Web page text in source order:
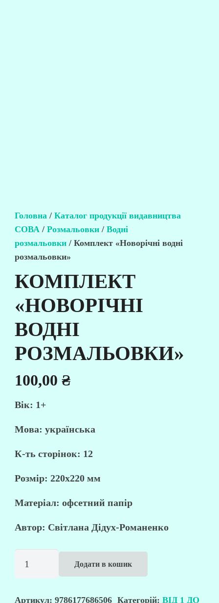
Головна / Каталог продукції видавництва
СОВА / Розмальовки / Водні
розмальовки / Комплект «Новорічні водні
розмальовки»
КОМПЛЕКТ
«НОВОРІЧНІ
ВОДНІ
РОЗМАЛЬОВКИ»
100,00 ₴
Вік: 1+
Мова: українська
К-ть сторінок: 12
Розмір: 220х220 мм
Матеріал: офсетний папір
Автор: Світлана Дідух-Романенко
Комплект
«Новорічні
розмальовки»
Додати в кошик
Артикул: 9786177686506 Категорій: ВІД 1 ДО